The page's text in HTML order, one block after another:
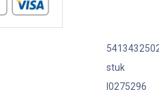
stuk
I0275296